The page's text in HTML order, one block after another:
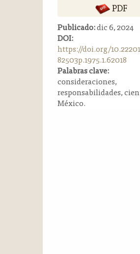
PDF
Publicado:dic 6, 2024
DOI:
https://doi.org/
82503p.1975.1.62018
Palabras clave:
consideraciones,
responsabilidades,
México.